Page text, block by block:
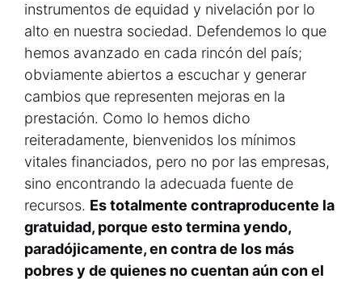
instrumentos de equidad y nivelación por lo
alto en nuestra sociedad. Defendemos lo que
hemos avanzado en cada rincón del país;
obviamente abiertos a escuchar y generar
cambios que representen mejoras en la
prestación. Como lo hemos dicho
reiteradamente, bienvenidos los mínimos
vitales financiados, pero no por las empresas,
sino encontrando la adecuada fuente de
recursos. Es totalmente contraproducente la
gratuidad, porque esto termina yendo,
paradójicamente, en contra de los más
pobres y de quienes no cuentan aún con el